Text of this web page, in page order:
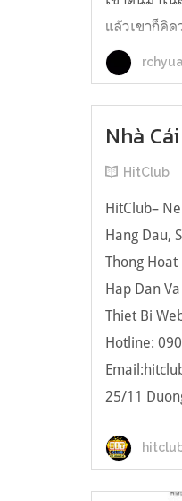
แล้วเขาก็คิด
อยู่ในตัว เกิ
เหยียดตรง
Nhà
HitClub
HitClub–
Hang Dau,
Thong
Hap Dan
Thiet Bi
Hotline:
Email:
25/11